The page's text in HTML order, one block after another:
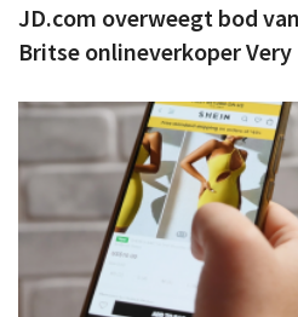
JD.com overweegt bod
Britse onlineverkoper Very